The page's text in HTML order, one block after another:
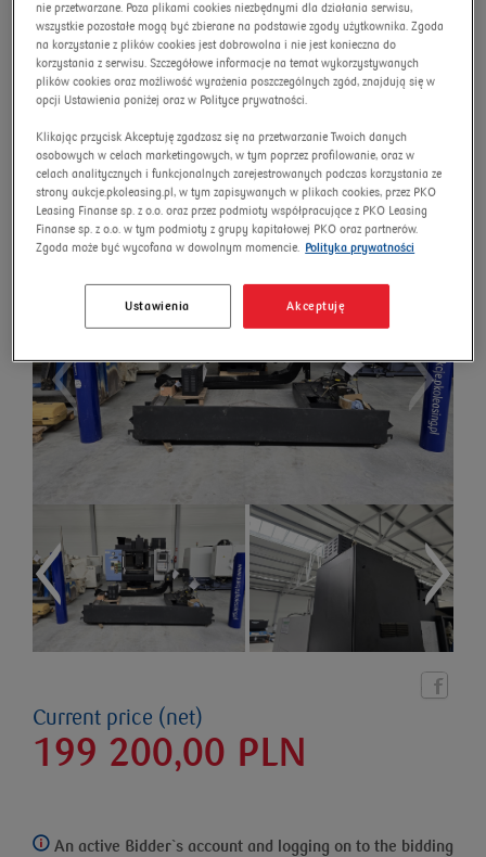
Doosan DNM 5700 CNC
Milling Machine
Auction number: 8112/AU/2025
New price
Current price (net)
199 200,00 PLN
An active Bidder`s account and logging on to the bidding
nie przetwarzane. Poza plikami cookies niezbędnymi dla działania serwisu,
wszystkie pozostałe mogą być zbierane na podstawie zgody użytkownika. Zgoda
na korzystanie z plików cookies jest dobrowolna i nie jest konieczna do
korzystania z serwisu. Szczegółowe informacje na temat wykorzystywanych
plików cookies oraz możliwość wyrażenia poszczególnych zgód, znajdują się w
opcji Ustawienia poniżej oraz w Polityce prywatności.
Klikając przycisk Akceptuję zgadzasz się na przetwarzanie Twoich danych
osobowych w celach marketingowych, w tym poprzez profilowanie, oraz w
celach analitycznych i funkcjonalnych zarejestrowanych podczas korzystania ze
strony aukcje.pkoleasing.pl, w tym zapisywanych w plikach cookies, przez PKO
Leasing Finanse sp. z o.o. oraz przez podmioty współpracujące z PKO Leasing
Finanse sp. z o.o. w tym podmioty z grupy kapitałowej PKO oraz partnerów.
Zgoda może być wycofana w dowolnym momencie. Polityka prywatności
Akceptuję
Ustawienia